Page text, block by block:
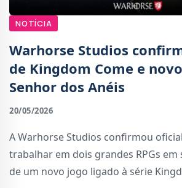
NOTÍCIA
Warhorse Studios
de Kingdom Come e
Senhor dos Anéis
20/05/2026
A Warhorse Studios confirmou
trabalhar em dois grandes RPGs em
de um novo jogo ligado à série